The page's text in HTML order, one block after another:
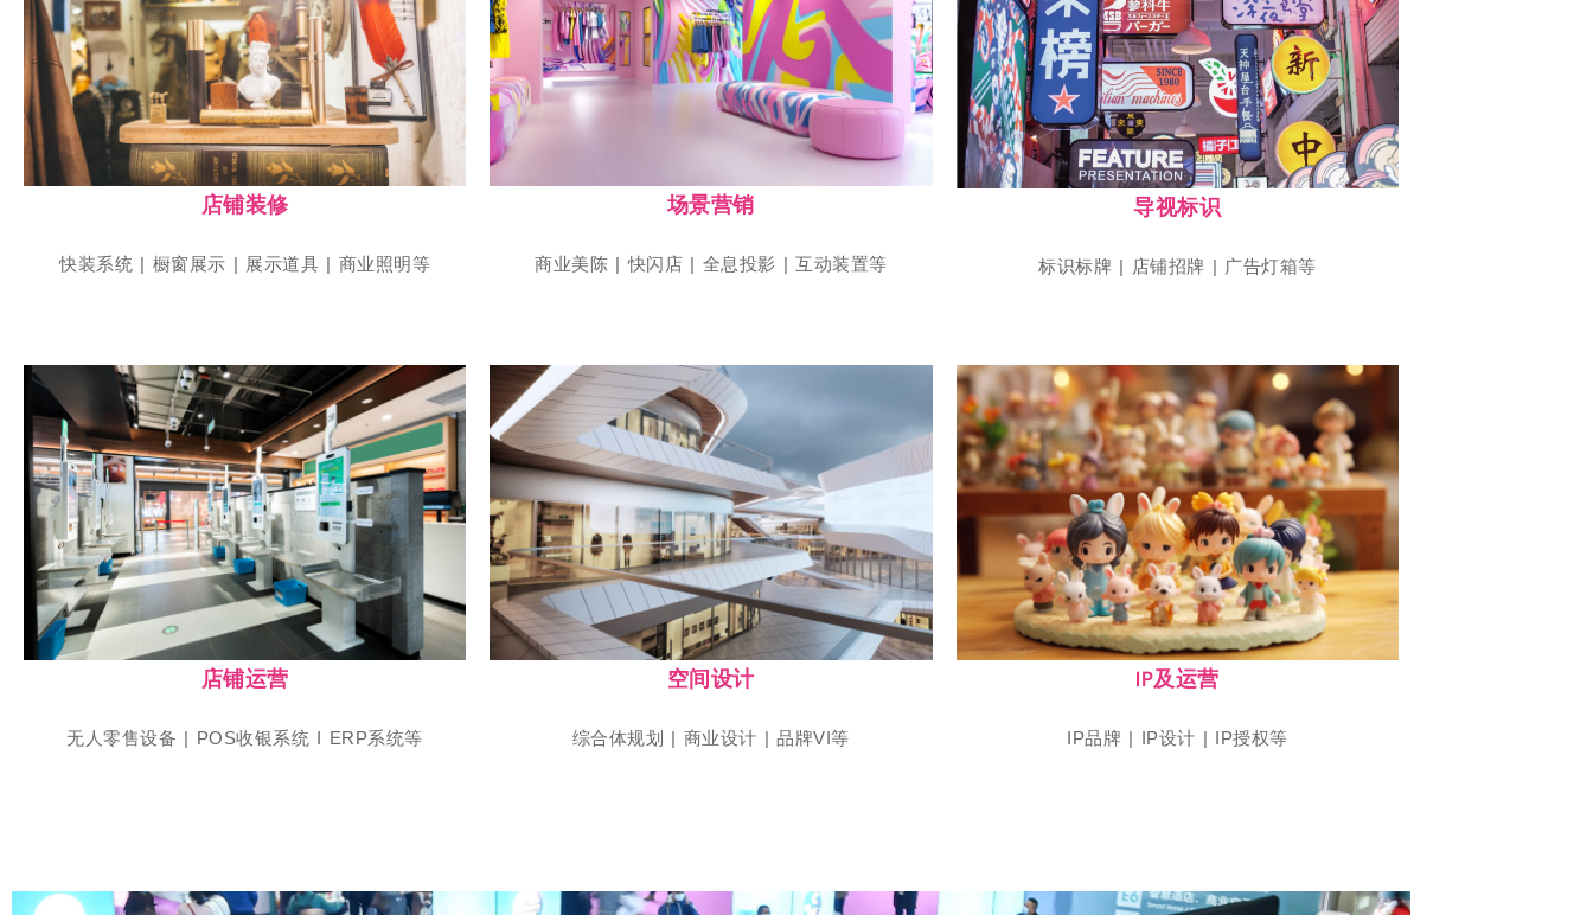
店铺装修
快装系统 | 橱窗展示 | 展示道具 | 商业照明等
SHOP PLUS
上海国际店装设计及运营博览会
点击参展
店铺运营
无人零售设备 | POS收银系统 I ERP系统等
SHOP PLUS
上海国际店装设计及运营博览会
点击参展
场景营销
商业美陈 | 快闪店 | 全息投影 | 互动装置等
上海国际店装设计及运营博览会
点击参展
空间设计
综合体规划 | 商业设计 | 品牌VI等
SHOP PLUS
上海国际店装设计及运营博览会
点击参展
导视标识
标识标牌 | 店铺招牌 | 广告灯箱等
SHOP PLUS
上海国际店装设计及运营博览会
点击参展
IP及运营
IP品牌 | IP设计 | IP授权等
SHOP PLUS
上海国际店装设计及运营博览会
点击参展